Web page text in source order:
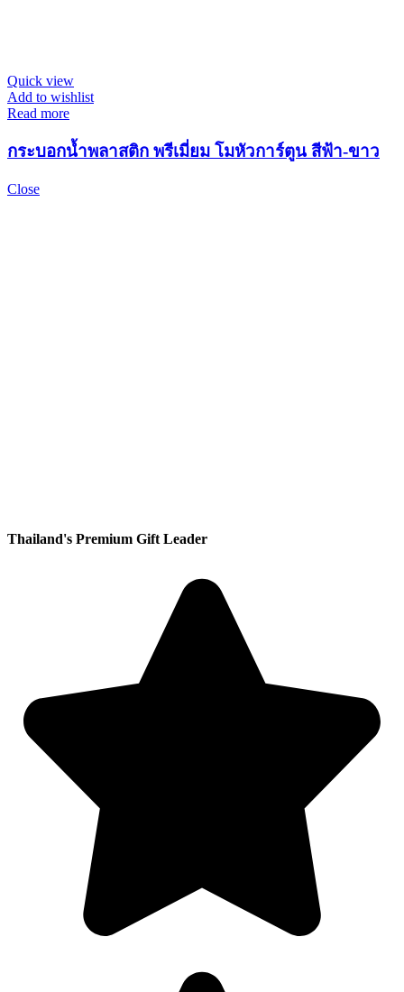
Quick view
Add to wishlist
Read more
กระบอกน้ำพลาสติก พรีเมี่ยม โมหัวการ์ตูน สีฟ้า-ขาว
Close
Thailand's Premium Gift Leader